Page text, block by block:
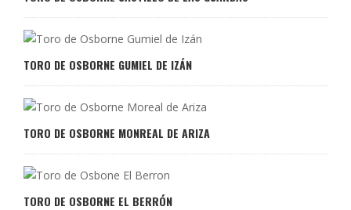
TORO DE OSBORNE GUMIEL DE IZÁN
TORO DE OSBORNE MONREAL DE ARIZA
TORO DE OSBORNE EL BERRÓN